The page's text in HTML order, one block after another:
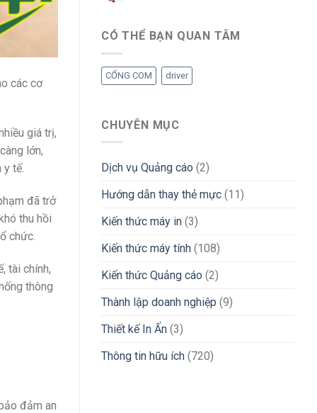
các cơ
giá trị,
lớn,
y tế.
đã trở
thu hồi
chức.
tài chính,
thông
đảm an
CÓ THỂ BẠN QUAN TÂM
CỔNG COM driver
CHUYÊN MỤC
Dịch vụ Quảng cáo (2)
Hướng dẫn thay thẻ mực (11)
Kiến thức máy in (3)
Kiến thức máy tính (108)
Kiến thức Quảng cáo (2)
Thành lập doanh nghiệp (9)
Thiết kế In Ấn (3)
Thông tin hữu ích (720)